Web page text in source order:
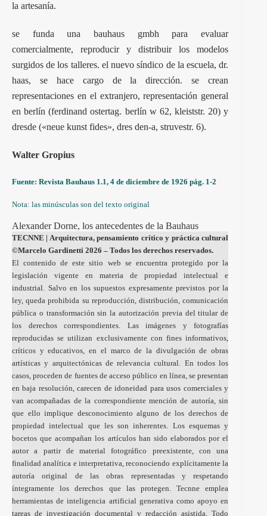
la artesanía.
se funda una bauhaus gmbh para evaluar
comercialmente, reproducir y distribuir los modelos
surgidos de los talleres. el nuevo síndico de la escuela, dr.
haas, se hace cargo de la dirección. se crean
representaciones en el extranjero, representación general
en berlín (ferdinand ostertag. berlín w 62, kleiststr. 20) y
dresde («neue kunst fides», dres den-a, struvestr. 6).
Walter Gropius
Fuente: Revista Bauhaus 1.1, 4 de diciembre de 1926 pág. 1-2
Nota: las minúsculas son del texto original
Alexander Dorne, los antecedentes de la Bauhaus
TECNNE | Arquitectura, pensamiento crítico y práctica cultural
©Marcelo Gardinetti 2026 – Todos los derechos reservados.
El contenido de este sitio web se encuentra protegido por la
legislación vigente en materia de propiedad intelectual e
industrial. Salvo en los supuestos expresamente previstos por la
ley, queda prohibida su reproducción, distribución, comunicación
pública o transformación sin la autorización previa del titular de
los derechos correspondientes. Las imágenes y fotografías
reproducidas se utilizan exclusivamente con fines informativos,
críticos y educativos, en el marco de la divulgación de obras
artísticas y arquitectónicas de relevancia cultural. En todos los
casos, proceden de fuentes de acceso público en línea, se presentan
en baja resolución, carecen de idoneidad para usos comerciales y
van acompañadas de la correspondiente mención de autoría, sin
que ello implique desconocimiento alguno de los derechos de
propiedad intelectual que les son inherentes. Los esquemas y
bocetos que acompañan los artículos han sido elaborados por el
autor a partir de material fotográfico preexistente, con una
finalidad analítica e interpretativa, reconociendo explícitamente la
autoría original de las obras representadas y respetando
íntegramente los derechos que las protegen. Tecnne emplea
herramientas de inteligencia artificial generativa como apoyo en
tareas de investigación documental y redacción asistida. Todo